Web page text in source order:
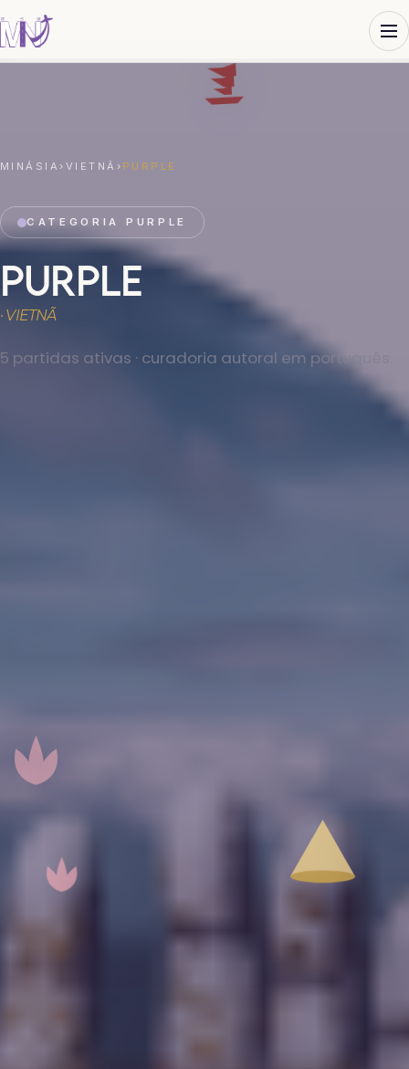
MINÁSIA › VIETNÃ › PURPLE
CATEGORIA PURPLE
PURPLE
· VIETNÃ
5 partidas ativas · curadoria autoral em português.